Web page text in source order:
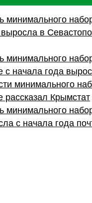
минимального
в
минимального
с начала года
минимального
рассказал Крымстат
минимального
с начала года